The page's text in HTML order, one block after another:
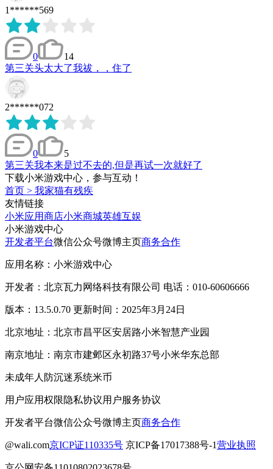
1******569
0
14
第三关头太大了我祓，，住了
2******072
0
5
第三关我本来是过不去的,但是再试一次就好了
下载小米游戏中心，参与互动！
首页 > 我家猫有残疾
友情链接
小米应用商店小米商城英雄互娱
小米游戏中心
开发者平台微信公众号微博主页商务合作
应用名称：小米游戏中心
开发者：北京瓦力网络科技有限公司 电话：010-60606666
版本：13.5.0.70 更新时间：2025年3月24日
北京地址：北京市昌平区安居路小米智慧产业园
南京地址：南京市建邺区永初路37号小米华东总部
未成年人防沉迷系统米币
用户应用权限隐私协议用户服务协议
开发者平台微信公众号微博主页商务合作
@wali.com京ICP证110335号 京ICP备17017388号-1营业执照